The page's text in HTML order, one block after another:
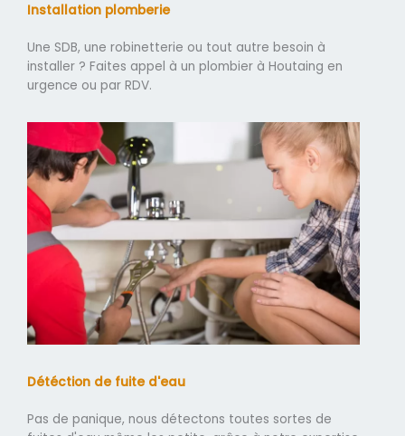
Installation plomberie
Une SDB, une robinetterie ou tout autre besoin à
installer ? Faites appel à un plombier à Houtaing en
urgence ou par RDV.
Détéction de fuite d'eau
Pas de panique, nous détectons toutes sortes de